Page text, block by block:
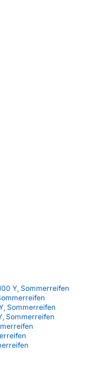
Y, Sommerreifen
Sommerreifen
Sommerreifen